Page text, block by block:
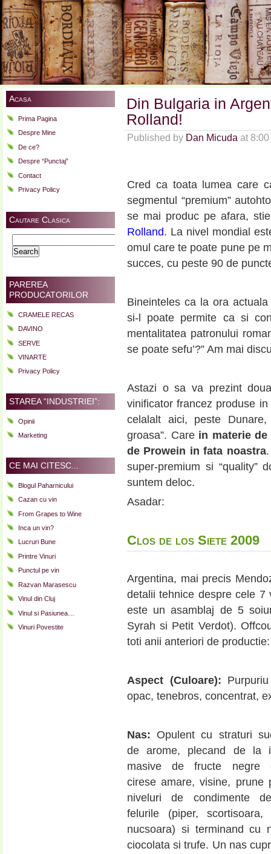
Acasa
Prima Pagina
Despre Mine
De ce?
Despre “Punctaj”
Contact
Privacy Policy
Cautare Clasica
for:
PAREREA
PRODUCATORILOR
CRAMELE RECAS
DAVINO
SERVE
VINARTE
Privacy Policy
STAREA “INDUSTRIEI”:
Opinii
Marketing
CE MAI CITESC...
Blogul Paharnicului
Cazan cu vin
From Grapes to Wine
Inca un vin?
Lucruri Bune
Printre Vinuri
Punctul pe vin
Razvan Marasescu
Vinul din Cluj
Vinul si Pasiunea…
Vinuri Povestite
Din Bulgaria in
Rolland!
Published by Dan Micuda at
Cred ca toata lumea care
segmentul “premium”
se mai produc pe afara,
Rolland. La nivel mondial
omul care te poate pune pe
succes, cu peste 90 de
Bineinteles ca la ora
si-l poate permite ca si
mentalitatea patronului
se poate sefu’?” Am mai
Astazi o sa va prezint
vinificator francez produse
celalalt aici, peste
groasa”. Care in materie
de Prowein in fata noastra
super-premium si “quality”
suntem deloc.
Asadar:
Clos de los Siete 2009
Argentina, mai precis
detalii tehnice despre cele
este un asamblaj de 5
Syrah si Petit Verdot).
toti anii anteriori de productie:
Aspect (Culoare):
opac, tenebros, concentrat,
Nas: Opulent cu straturi
de arome, plecand de la
masive de fructe negre
cirese amare, visine, prune
niveluri de condimente
felurile (piper, scortisoara,
nucsoara) si terminand cu
ciocolata si trufe. Un nas